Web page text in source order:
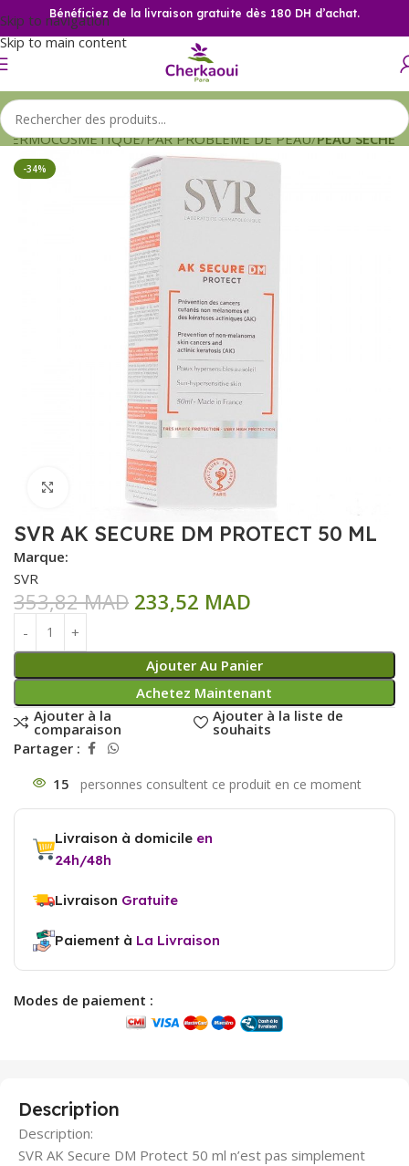
Skip to navigation
Skip to main content
Bénéficiez de la livraison gratuite dès 180 DH d’achat.
DERMOCOSMETIQUE PAR PROBLEME DE PEAU PEAU SECHE
-34%
Click to enlarge
SVR AK SECURE DM PROTECT 50 ML
Marque:
SVR
353,82MAD 233,52 MAD
Ajouter Au Panier
Achetez Maintenant
Ajouter à la
comparaison
Ajouter à la liste de
souhaits
Partager :
15
Livraison à domicile en
24h/48h
Livraison Gratuite
Paiement à La Livraison
Modes de paiement :
Description
Description:
SVR AK Secure DM Protect 50 ml n’est pas simplement